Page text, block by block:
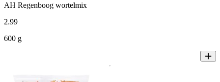
AH Regenboog wortelmix
2.99
600 g